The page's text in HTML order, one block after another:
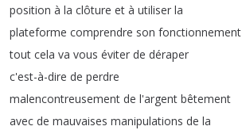
position à la clôture et à utiliser la
plateforme comprendre son fonctionnement
tout cela va vous éviter de déraper
c'est-à-dire de perdre
malencontreusement de l'argent bêtement
avec de mauvaises manipulations de la